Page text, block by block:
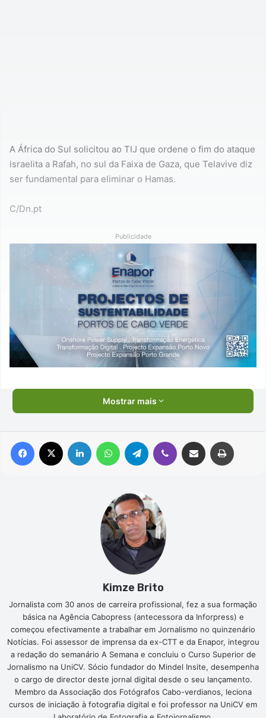
A África do Sul solicitou ao TIJ que ordene o fim do ataque
israelita a Rafah, no sul da Faixa de Gaza, que Telavive diz
ser fundamental para eliminar o Hamas.
C/Dn.pt
Publicidade
Mostrar mais
Facebook Linkedin WhatsAppTelegram Viber Compartilhar via e-mail
Kimze Brito
Jornalista com 30 anos de carreira profissional, fez a sua formação
básica na Agência Cabopress (antecessora da Inforpress) e
começou efectivamente a trabalhar em Jornalismo no quinzenário
Notícias. Foi assessor de imprensa da ex-CTT e da Enapor, integrou
a redação do semanário A Semana e concluiu o Curso Superior de
Jornalismo na UniCV. Sócio fundador do Mindel Insite, desempenha
o cargo de director deste jornal digital desde o seu lançamento.
Membro da Associação dos Fotógrafos Cabo-verdianos, leciona
cursos de iniciação à fotografia digital e foi professor na UniCV em